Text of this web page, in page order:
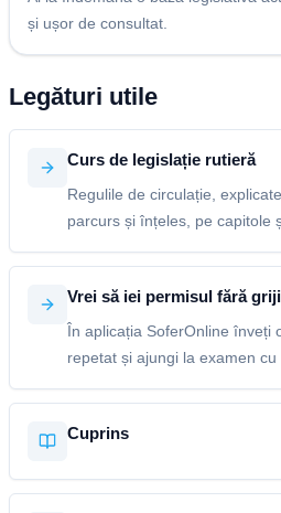
și ușor de consultat.
Legături utile
Curs de legislație rutieră
Regulile de circulație,
parcurs și înțeles, pe capitole
Vrei să iei permisul fără
În aplicația SoferOnline înveți
repetat și ajungi la examen cu
Cuprins